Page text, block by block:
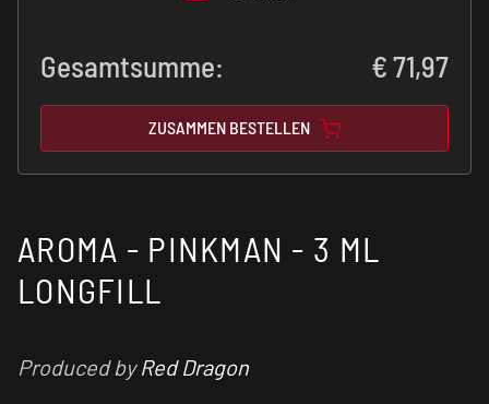
Gesamtsumme: €71,97
ZUSAMMEN BESTELLEN
AROMA - PINKMAN - 3 ML
LONGFILL
Produced byRed Dragon